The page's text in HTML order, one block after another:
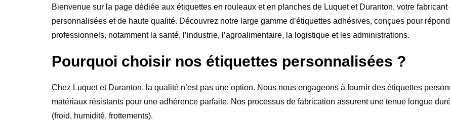
Bienvenue sur la page dédiée aux étiquettes en rouleaux et en planches de Luquet et Duranton, votre
personnalisées et de haute qualité. Découvrez notre large gamme d’étiquettes adhésives, conçues pour
professionnels, notamment la santé, l’industrie, l’agroalimentaire, la logistique et les administrations.
Pourquoi choisir nos étiquettes personnalisées ?
Chez Luquet et Duranton, la qualité n’est pas une option. Nous nous engageons à fournir des étiquettes
matériaux résistants pour une adhérence parfaite. Nos processus de fabrication assurent une tenue longue
(froid, humidité, frottements).